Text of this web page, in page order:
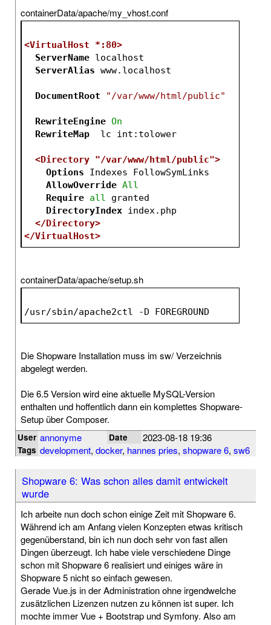
containerData/apache/my_vhost.conf
<VirtualHost *:80>
ServerName localhost
ServerAlias www.localhost
DocumentRoot "/var/www/html/public"
RewriteEngine On
RewriteMap
  lc int:tolower
<Directory "/var/www/html/public">
Options Indexes FollowSymLinks
AllowOverride All
Require all
granted
DirectoryIndex index.php
</Directory>
</VirtualHost>
containerData/apache/setup.sh
/usr/sbin/apache2ctl -D FOREGROUND
Die Shopware Installation muss im sw/ Verzeichnis
abgelegt werden.
Die 6.5 Version wird eine aktuelle MySQL-Version
enthalten und hoffentlich dann ein komplettes Shopware-
Setup über Composer.
User annonyme Date 2023-08-18 19:36
Tags development, docker, hannes pries, shopware 6, sw6
Shopware 6: Was schon alles damit entwickelt
wurde
Ich arbeite nun doch schon einige Zeit mit Shopware 6.
Während ich am Anfang vielen Konzepten etwas kritisch
gegenüberstand, bin ich nun doch sehr von fast allen
Dingen überzeugt. Ich habe viele verschiedene Dinge
schon mit Shopware 6 realisiert und einiges wäre in
Shopware 5 nicht so einfach gewesen.
Gerade Vue.js in der Administration ohne irgendwelche
zusätzlichen Lizenzen nutzen zu können ist super. Ich
mochte immer Vue + Bootstrap und Symfony. Also am